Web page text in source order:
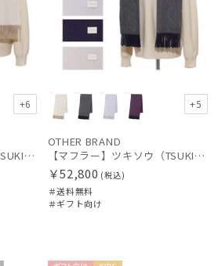
+6
【ストール】ツキソウ（TSUKISOU）カシミヤ100％無地リバーシブルストール 35×200 日本製
+5
OTHER BRAND
【マフラー】ツキソウ（TSUKISOU）カシミヤ100％リバーシブルマフラー 50×200 日本製
￥52,800 (税込)
＃送料無料
＃ギフト向け